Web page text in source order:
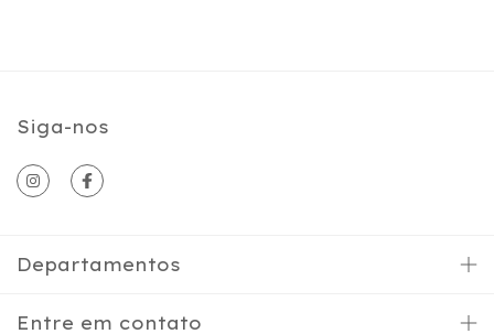
Siga-nos
Departamentos
Entre em contato